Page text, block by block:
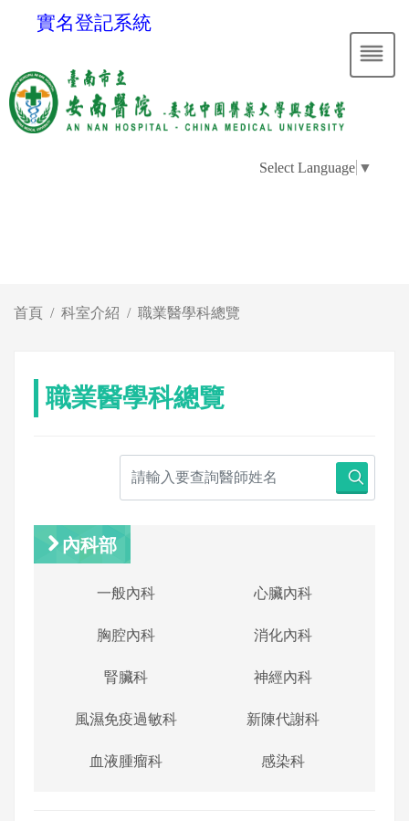
實名登記系統
Select Language ▼
首頁 科室介紹 職業醫學科總覽
職業醫學科總覽
內科部
一般內科 心臟內科
胸腔內科 消化內科
腎臟科 神經內科
風濕免疫過敏科 新陳代謝科
血液腫瘤科 感染科